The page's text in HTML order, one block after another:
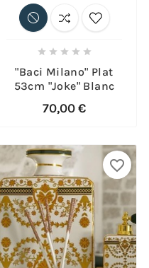
    
"Baci Milano" Plat
53cm "Joke" Blanc
70,00 €
favorite_border